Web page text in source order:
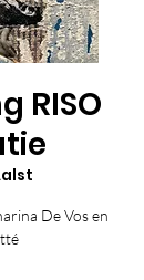
RISO
De Vos en